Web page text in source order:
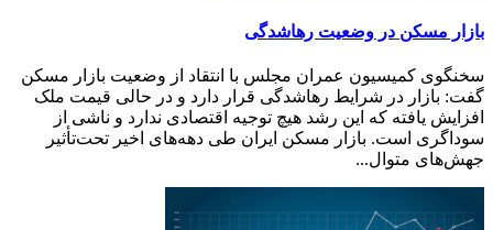
بازار مسکن در وضعیت رهاشدگی
سخنگوی کمیسیون عمران مجلس با انتقاد از وضعیت بازار مسکن
گفت: بازار در شرایط رهاشدگی قرار دارد و در حالی قیمت ملک
افزایش یافته که این رشد هیچ توجیه اقتصادی ندارد و ناشی از
سوداگری است. بازار مسکن ایران طی دهه‌های اخیر تحت‌تأثیر
جهش‌های متوال...